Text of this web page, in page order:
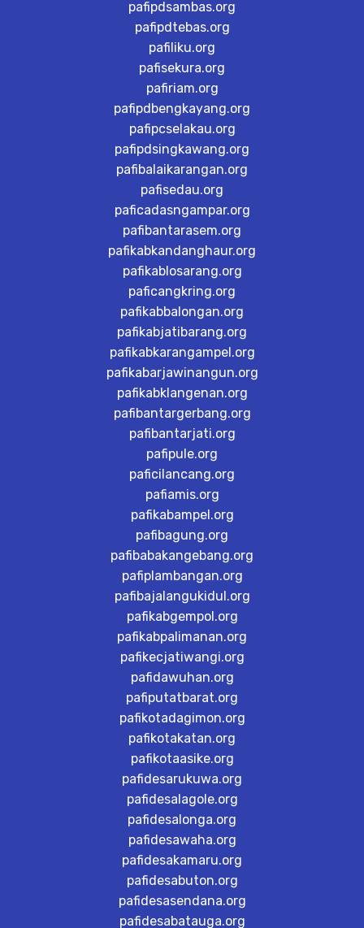
pafipdsambas.org
pafipdtebas.org
pafiliku.org
pafisekura.org
pafiriam.org
pafipdbengkayang.org
pafipcselakau.org
pafipdsingkawang.org
pafibalaikarangan.org
pafisedau.org
paficadasngampar.org
pafibantarasem.org
pafikabkandanghaur.org
pafikablosarang.org
paficangkring.org
pafikabbalongan.org
pafikabjatibarang.org
pafikabkarangampel.org
pafikabarjawinangun.org
pafikabklangenan.org
pafibantargerbang.org
pafibantarjati.org
pafipule.org
paficilancang.org
pafiamis.org
pafikabampel.org
pafibagung.org
pafibabakangebang.org
pafiplambangan.org
pafibajalangukidul.org
pafikabgempol.org
pafikabpalimanan.org
pafikecjatiwangi.org
pafidawuhan.org
pafiputatbarat.org
pafikotadagimon.org
pafikotakatan.org
pafikotaasike.org
pafidesarukuwa.org
pafidesalagole.org
pafidesalonga.org
pafidesawaha.org
pafidesakamaru.org
pafidesabuton.org
pafidesasendana.org
pafidesabatauga.org